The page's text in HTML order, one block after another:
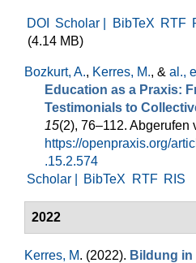
DOI Scholar | BibTeX RTF
(4.14 MB)
Bozkurt, A., Kerres, M., & al.,
Education as a Praxis:
Testimonials to
15(2), 76–112. Abgerufen
https://openpraxis.org/
.15.2.574
Scholar |
BibTeX RTF RIS
2022
Kerres, M. (2022). Bildung in